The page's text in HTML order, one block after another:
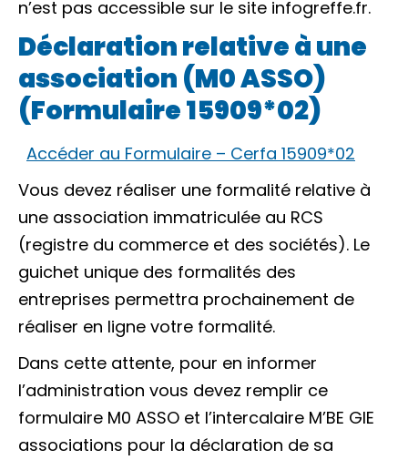
n’est pas accessible sur le site infogreffe.fr.
Déclaration relative à une
association (M0 ASSO)
(Formulaire 15909*02)
Accéder au Formulaire – Cerfa 15909*02
Vous devez réaliser une formalité relative à
une association immatriculée au RCS
(registre du commerce et des sociétés). Le
guichet unique des formalités des
entreprises permettra prochainement de
réaliser en ligne votre formalité.
Dans cette attente, pour en informer
l’administration vous devez remplir ce
formulaire M0 ASSO et l’intercalaire M’BE GIE
associations pour la déclaration de sa